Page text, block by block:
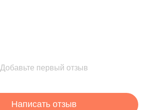
Добавьте первый отзыв
Написать отзыв